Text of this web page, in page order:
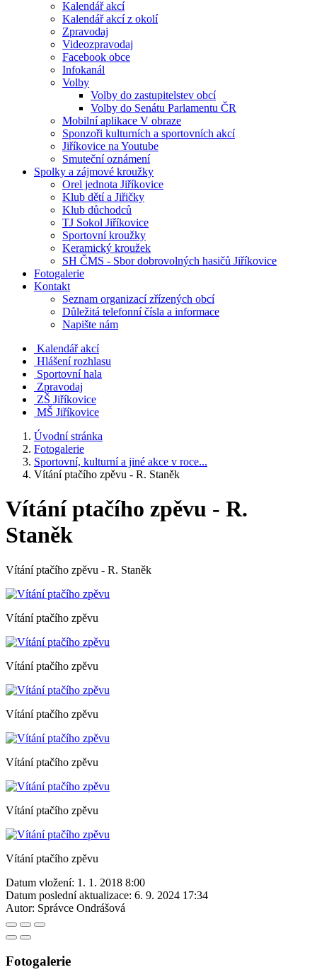
Kalendář akcí
Kalendář akcí z okolí
Zpravodaj
Videozpravodaj
Facebook obce
Infokanál
Volby
Volby do zastupitelstev obcí
Volby do Senátu Parlamentu ČR
Mobilní aplikace V obraze
Sponzoři kulturních a sportovních akcí
Jiříkovice na Youtube
Smuteční oznámení
Spolky a zájmové kroužky
Orel jednota Jiříkovice
Klub dětí a Jiřičky
Klub důchodců
TJ Sokol Jiříkovice
Sportovní kroužky
Keramický kroužek
SH ČMS - Sbor dobrovolných hasičů Jiříkovice
Fotogalerie
Kontakt
Seznam organizací zřízených obcí
Důležitá telefonní čísla a informace
Napište nám
Kalendář akcí
Hlášení rozhlasu
Sportovní hala
Zpravodaj
ZŠ Jiříkovice
MŠ Jiříkovice
Úvodní stránka
Fotogalerie
Sportovní, kulturní a jiné akce v roce...
Vítání ptačího zpěvu - R. Staněk
Vítání ptačího zpěvu - R.
Staněk
Vítání ptačího zpěvu - R. Staněk
Vítání ptačího zpěvu
Vítání ptačího zpěvu
Vítání ptačího zpěvu
Vítání ptačího zpěvu
Vítání ptačího zpěvu
Vítání ptačího zpěvu
Datum vložení: 1. 1. 2018 8:00
Datum poslední aktualizace: 6. 9. 2024 17:34
Autor: Správce Ondrášová
Fotogalerie